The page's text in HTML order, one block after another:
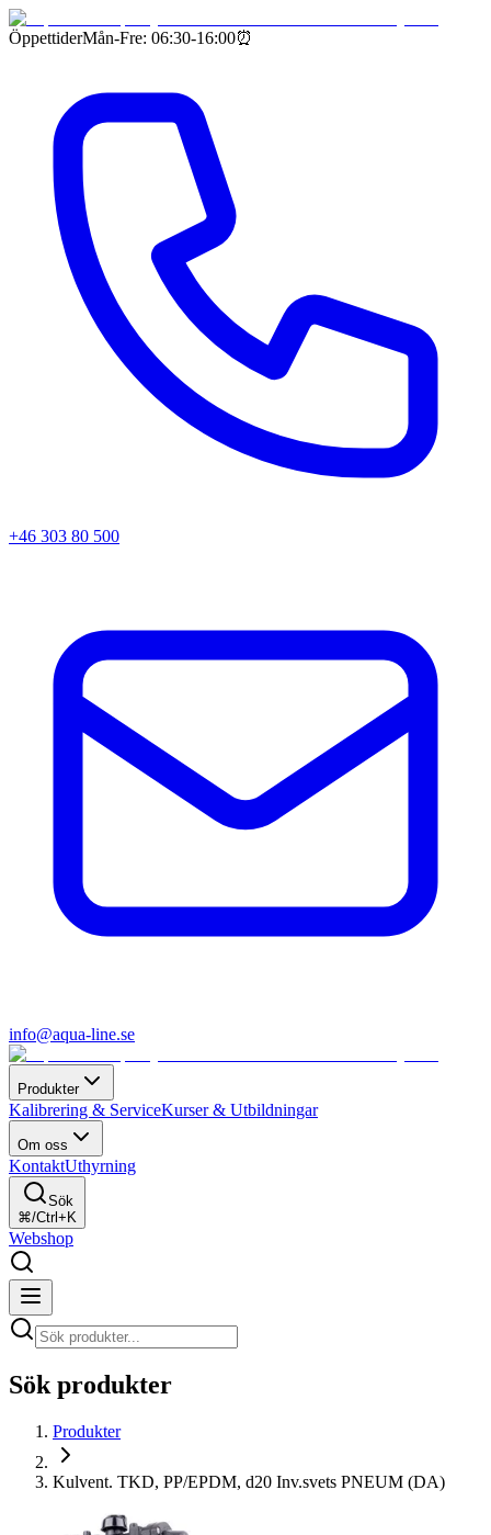
ÖppettiderMån-Fre: 06:30-16:00⏰
+46 303 80 500
info@aqua-line.se
Produkter
Kalibrering & ServiceKurser & Utbildningar
Om oss
KontaktUthyrning
Sök
⌘/Ctrl+K
Webshop
Sök produkter
Produkter
Kulvent. TKD, PP/EPDM, d20 Inv.svets PNEUM (DA)